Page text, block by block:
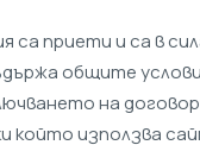
приети и са в
общите
на
който използва